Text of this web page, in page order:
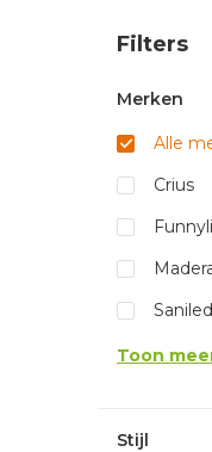
Filters
Merken
Alle
Crius
Saniled
Toon
Stijl